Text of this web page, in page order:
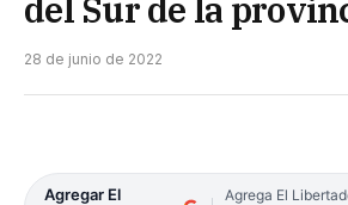
28 de junio de 2022
Agregar El
Agrega El